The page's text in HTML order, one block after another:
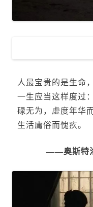
人最宝贵的是生命
一生应当这样度过
碌无为，虚度年华
生活庸俗而愧疚。
——奥斯特